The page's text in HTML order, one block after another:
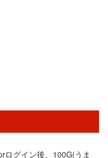
ログイン後、100G(うま